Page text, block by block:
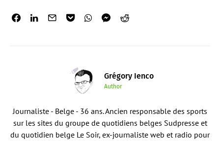
Grégory Ienco
Author
Journaliste - Belge - 36 ans. Ancien responsable des sports
sur les sites du groupe de quotidiens belges Sudpresse et
du quotidien belge Le Soir, ex-journaliste web et radio pour